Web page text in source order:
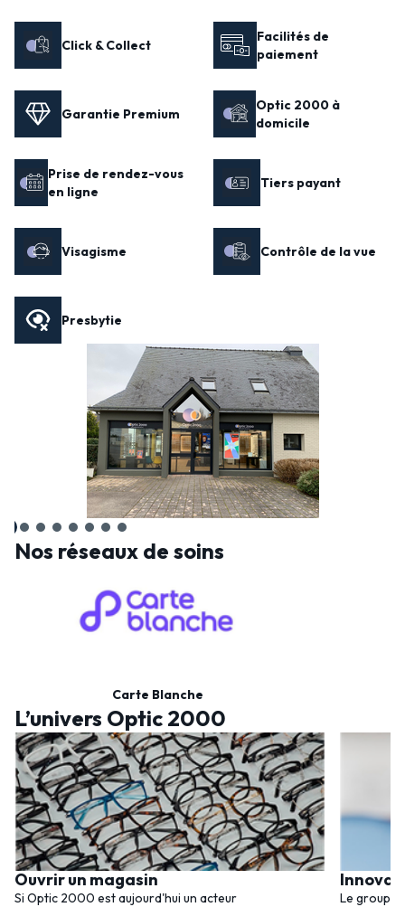
Click & Collect
Facilités de
paiement
Garantie Premium
Optic 2000 à
domicile
Prise de rendez-vous
en ligne
Tiers payant
Visagisme Contrôle de la vue
Presbytie
Nos réseaux de soins
Carte Blanche
L’univers Optic 2000
Ouvrir un magasin
Si Optic 2000 est aujourd'hui un acteur Le